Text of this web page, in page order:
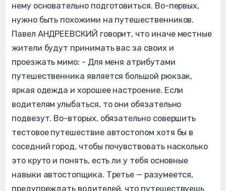
нему основательно подготовиться. Во-первых,
нужно быть похожими на путешественников.
Павел АНДРЕЕВСКИЙ говорит, что иначе местные
жители будут принимать вас за своих и
проезжать мимо: - Для меня атрибутами
путешественника является большой рюкзак,
яркая одежда и хорошее настроение. Если
водителям улыбаться, то они обязательно
подвезут. Во-вторых, обязательно совершить
тестовое путешествие автостопом хотя бы в
соседний город, чтобы почувствовать насколько
это круто и понять, есть ли у тебя основные
навыки автостопщика. Третье — разумеется,
предупреждать водителей, что путешествуешь